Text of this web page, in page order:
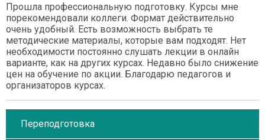
Прошла профессиональную подготовку. Курсы мне
порекомендовали коллеги. Формат действительно
очень удобный. Есть возможность выбрать те
методические материалы, которые вам подходят. Нет
необходимости постоянно слушать лекции в онлайн
варианте, как на других курсах. Недавно было снижение
цен на обучение по акции. Благодарю педагогов и
организаторов курсах.
Переподготовка